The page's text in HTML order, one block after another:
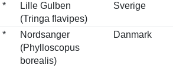
*
Lille Gulben
(Tringa flavipes)
Sverige
*
Nordsanger
(Phylloscopus
borealis)
Danmark